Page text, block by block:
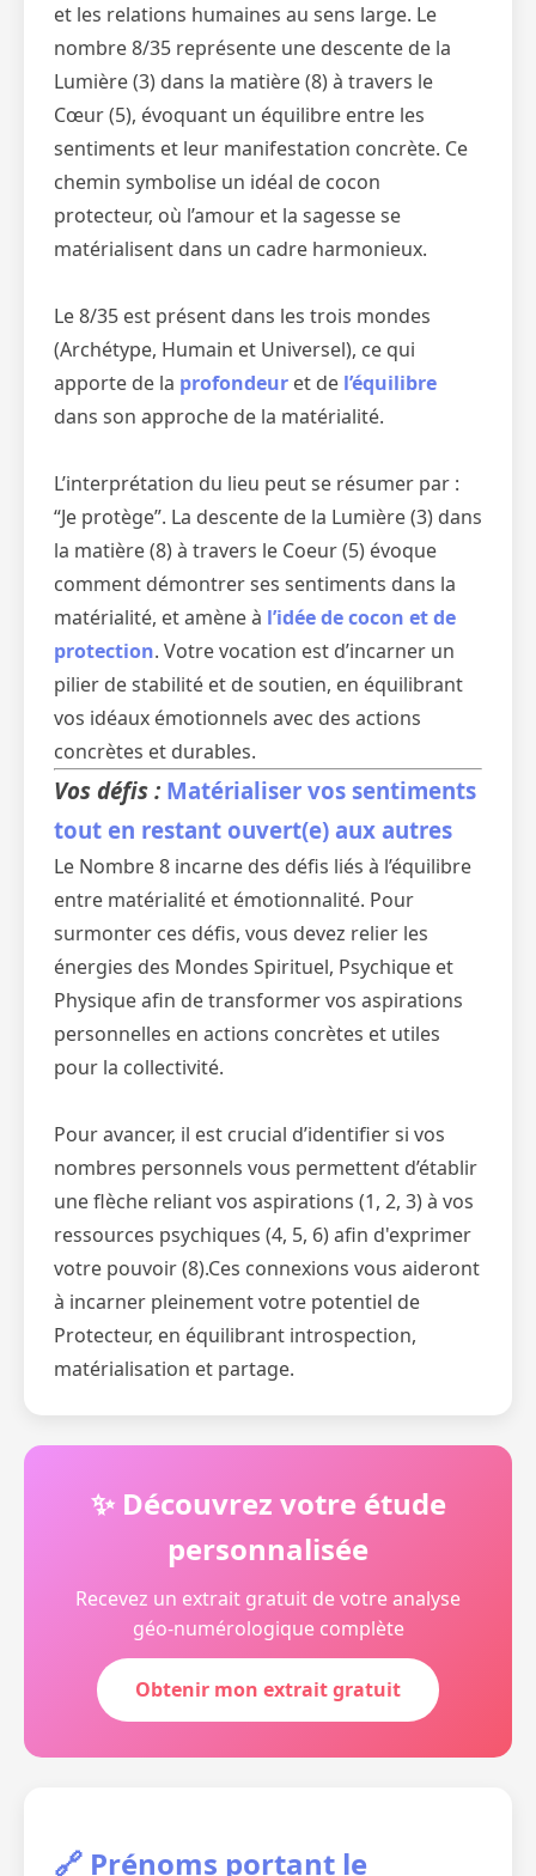
et les relations humaines au sens large. Le
nombre 8/35 représente une descente de la
Lumière (3) dans la matière (8) à travers le
Cœur (5), évoquant un équilibre entre les
sentiments et leur manifestation concrète. Ce
chemin symbolise un idéal de cocon
protecteur, où l’amour et la sagesse se
matérialisent dans un cadre harmonieux.
Le 8/35 est présent dans les trois mondes
(Archétype, Humain et Universel), ce qui
apporte de la profondeur et de l’équilibre
dans son approche de la matérialité.
L’interprétation du lieu peut se résumer par :
“Je protège”. La descente de la Lumière (3) dans
la matière (8) à travers le Coeur (5) évoque
comment démontrer ses sentiments dans la
matérialité, et amène à l’idée de cocon et de
protection. Votre vocation est d’incarner un
pilier de stabilité et de soutien, en équilibrant
vos idéaux émotionnels avec des actions
concrètes et durables.
Vos défis : Matérialiser vos sentiments
tout en restant ouvert(e) aux autres
Le Nombre 8 incarne des défis liés à l’équilibre
entre matérialité et émotionnalité. Pour
surmonter ces défis, vous devez relier les
énergies des Mondes Spirituel, Psychique et
Physique afin de transformer vos aspirations
personnelles en actions concrètes et utiles
pour la collectivité.
Pour avancer, il est crucial d’identifier si vos
nombres personnels vous permettent d’établir
une flèche reliant vos aspirations (1, 2, 3) à vos
ressources psychiques (4, 5, 6) afin d'exprimer
votre pouvoir (8).Ces connexions vous aideront
à incarner pleinement votre potentiel de
Protecteur, en équilibrant introspection,
matérialisation et partage.
✨ Découvrez votre étude
personnalisée
Recevez un extrait gratuit de votre analyse
géo-numérologique complète
Obtenir mon extrait gratuit
🔗 Prénoms portant le